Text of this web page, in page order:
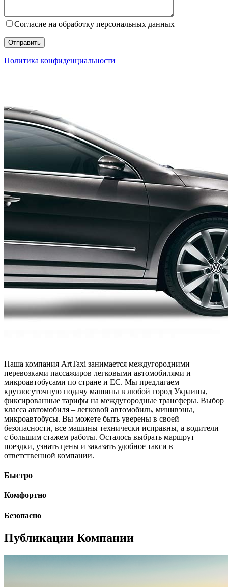
Согласие на обработку персональных данных
Политика конфиденциальности
Наша компания ArtTaxi занимается междугородними
перевозками пассажиров легковыми автомобилями и
микроавтобусами по стране и ЕС. Мы предлагаем
круглосуточную подачу машины в любой город Украины,
фиксированные тарифы на междугородные трансферы. Выбор
класса автомобиля – легковой автомобиль, минивэны,
микроавтобусы. Вы можете быть уверены в своей
безопасности, все машины технически исправны, а водители
с большим стажем работы. Осталось выбрать маршрут
поездки, узнать цены и заказать удобное такси в
ответственной компании.
Быстро
Комфортно
Безопасно
Публикации Компании